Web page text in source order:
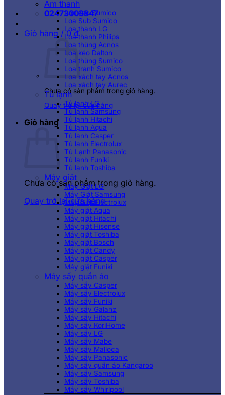
02473003847
Giỏ hàng /0₫
Chưa có sản phẩm trong giỏ hàng.
Quay trở lại cửa hàng
Giỏ hàng
Chưa có sản phẩm trong giỏ hàng.
Quay trở lại cửa hàng
Âm thanh
Loa kéo Sumico
Loa Sub Sumico
Loa thanh LG
Loa thanh Philips
Loa thùng Acnos
Loa kéo Dalton
Loa thùng Sumico
Loa tranh Sumico
Loa xách tay Acnos
Loa xách tay Aurec
Tủ lạnh
Tủ lạnh LG
Tủ lạnh Samsung
Tủ lạnh Hitachi
Tủ lạnh Aqua
Tủ lạnh Casper
Tủ lạnh Electrolux
Tủ Lạnh Panasonic
Tủ lạnh Funiki
Tủ lạnh Toshiba
Máy giặt
Máy Giặt LG
Máy Giặt Samsung
Máy Giặt Electrolux
Máy giặt Aqua
Máy giặt Hitachi
Máy giặt Hisense
Máy giặt Toshiba
Máy giặt Bosch
Máy giặt Candy
Máy giặt Casper
Máy giặt Funiki
Máy sấy quần áo
Máy sấy Casper
Máy sấy Electrolux
Máy sấy Funiki
Máy sấy Galanz
Máy sấy Hitachi
Máy sấy KoriHome
Máy sấy LG
Máy sấy Mabe
Máy sấy Malloca
Máy sấy Panasonic
Máy sấy quần áo Kangaroo
Máy sấy Samsung
Máy sấy Toshiba
Máy sấy Whirlpool